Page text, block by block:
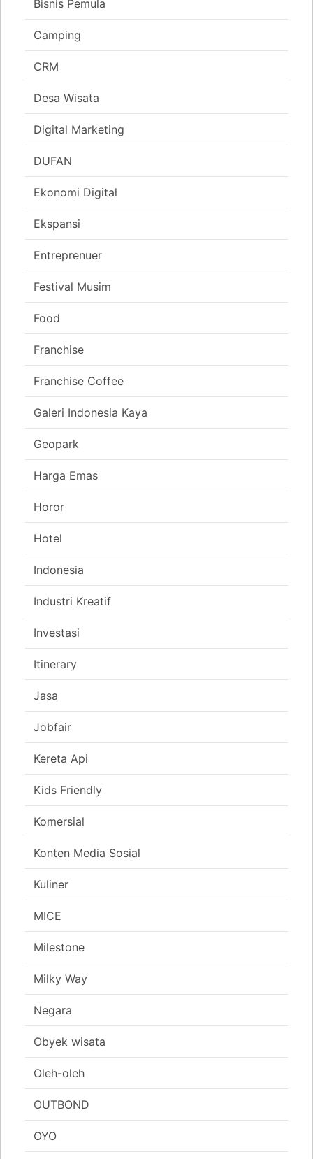
Bisnis Pemula
Camping
CRM
Desa Wisata
Digital Marketing
DUFAN
Ekonomi Digital
Ekspansi
Entreprenuer
Festival Musim
Food
Franchise
Franchise Coffee
Galeri Indonesia Kaya
Geopark
Harga Emas
Horor
Hotel
Indonesia
Industri Kreatif
Investasi
Itinerary
Jasa
Jobfair
Kereta Api
Kids Friendly
Komersial
Konten Media Sosial
Kuliner
MICE
Milestone
Milky Way
Negara
Obyek wisata
Oleh-oleh
OUTBOND
OYO